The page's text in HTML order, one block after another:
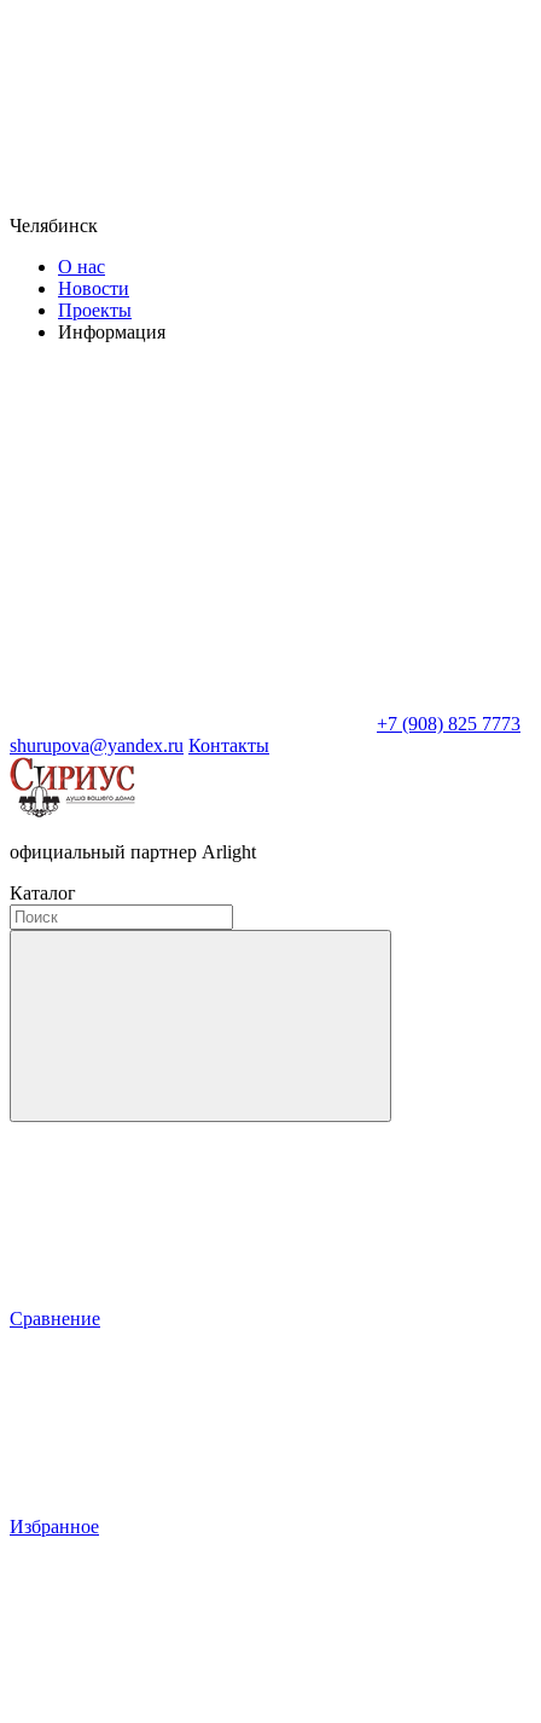
Челябинск
О нас
Новости
Проекты
Информация
+7 (908) 825 7773
shurupova@yandex.ru Контакты
официальный партнер Arlight
Каталог
Сравнение
Избранное